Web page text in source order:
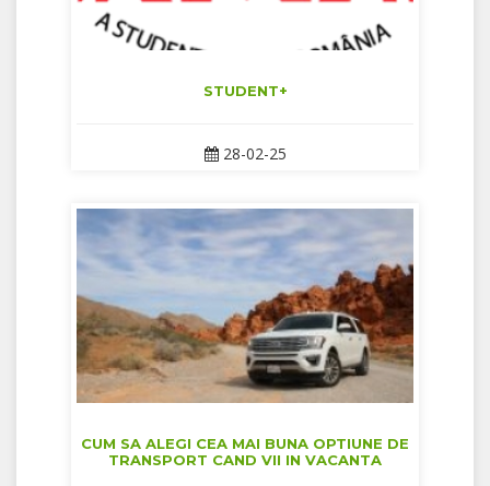
STUDENT+
28-02-25
CUM SA ALEGI CEA MAI BUNA OPTIUNE DE
TRANSPORT CAND VII IN VACANTA